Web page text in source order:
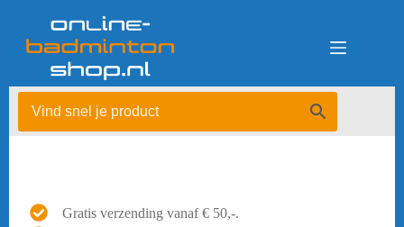
Gratis verzending vanaf € 50,-.